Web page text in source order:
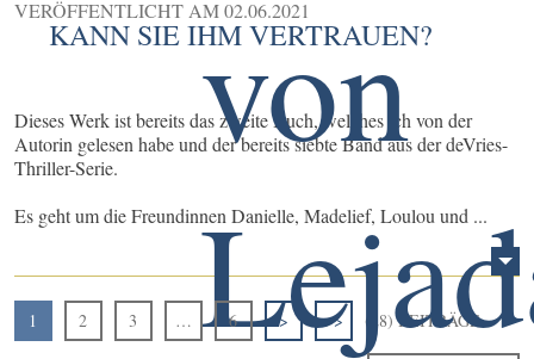
VERÖFFENTLICHT AM02.06.2021
KANN SIE IHM VERTRAUEN?
Dieses Werk ist bereits das zweite Buch, welches ich von der
Autorin gelesen habe und der bereits siebte Band aus der deVries-
Thriller-Serie.
Es geht um die Freundinnen Danielle, Madelief, Loulou und ...
1 2 3 … 6 > >> (28) BEITRÄGE